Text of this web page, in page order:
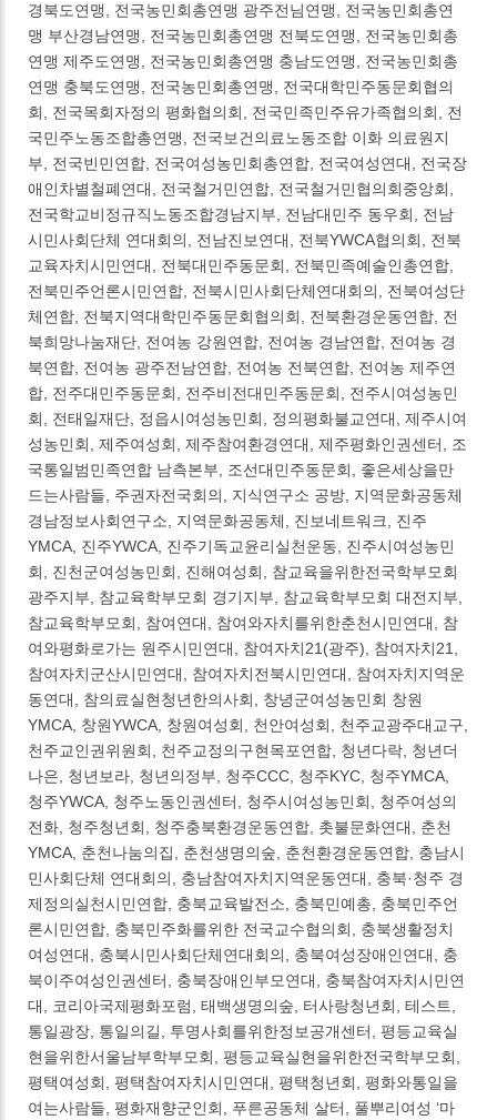
경북도연맹, 전국농민회총연맹 광주전님연맹, 전국농민회총연
맹 부산경남연맹, 전국농민회총연맹 전북도연맹, 전국농민회총
연맹 제주도연맹, 전국농민회총연맹 충남도연맹, 전국농민회총
연맹 충북도연맹, 전국농민회총연맹, 전국대학민주동문회협의
회, 전국목회자정의 평화협의회, 전국민족민주유가족협의회, 전
국민주노동조합총연맹, 전국보건의료노동조합 이화 의료원지
부, 전국빈민연합, 전국여성농민회총연합, 전국여성연대, 전국장
애인차별철폐연대, 전국철거민연합, 전국철거민협의회중앙회,
전국학교비정규직노동조합경남지부, 전남대민주 동우회, 전남
시민사회단체 연대회의, 전남진보연대, 전북YWCA협의회, 전북
교육자치시민연대, 전북대민주동문회, 전북민족예술인총연합,
전북민주언론시민연합, 전북시민사회단체연대회의, 전북여성단
체연합, 전북지역대학민주동문회협의회, 전북환경운동연합, 전
북희망나눔재단, 전여농 강원연합, 전여농 경남연합, 전여농 경
북연합, 전여농 광주전남연합, 전여농 전북연합, 전여농 제주연
합, 전주대민주동문회, 전주비전대민주동문회, 전주시여성농민
회, 전태일재단, 정읍시여성농민회, 정의평화불교연대, 제주시여
성농민회, 제주여성회, 제주참여환경연대, 제주평화인권센터, 조
국통일범민족연합 남측본부, 조선대민주동문회, 좋은세상을만
드는사람들, 주권자전국회의, 지식연구소 공방, 지역문화공동체
경남정보사회연구소, 지역문화공동체, 진보네트워크, 진주
YMCA, 진주YWCA, 진주기독교윤리실천운동, 진주시여성농민
회, 진천군여성농민회, 진해여성회, 참교육을위한전국학부모회
광주지부, 참교육학부모회 경기지부, 참교육학부모회 대전지부,
참교육학부모회, 참여연대, 참여와자치를위한춘천시민연대, 참
여와평화로가는 원주시민연대, 참여자치21(광주), 참여자치21,
참여자치군산시민연대, 참여자치전북시민연대, 참여자치지역운
동연대, 참의료실현청년한의사회, 창녕군여성농민회 창원
YMCA, 창원YWCA, 창원여성회, 천안여성회, 천주교광주대교구,
천주교인권위원회, 천주교정의구현목포연합, 청년다락, 청년더
나은, 청년보라, 청년의정부, 청주CCC, 청주KYC, 청주YMCA,
청주YWCA, 청주노동인권센터, 청주시여성농민회, 청주여성의
전화, 청주청년회, 청주충북환경운동연합, 촛불문화연대, 춘천
YMCA, 춘천나눔의집, 춘천생명의숲, 춘천환경운동연합, 충남시
민사회단체 연대회의, 충남참여자치지역운동연대, 충북·청주 경
제정의실천시민연합, 충북교육발전소, 충북민예총, 충북민주언
론시민연합, 충북민주화를위한 전국교수협의회, 충북생활정치
여성연대, 충북시민사회단체연대회의, 충북여성장애인연대, 충
북이주여성인권센터, 충북장애인부모연대, 충북참여자치시민연
대, 코리아국제평화포럼, 태백생명의숲, 터사랑청년회, 테스트,
통일광장, 통일의길, 투명사회를위한정보공개센터, 평등교육실
현을위한서울남부학부모회, 평등교육실현을위한전국학부모회,
평택여성회, 평택참여자치시민연대, 평택청년회, 평화와통일을
여는사람들, 평화재향군인회, 푸른공동체 살터, 풀뿌리여성 ‘마